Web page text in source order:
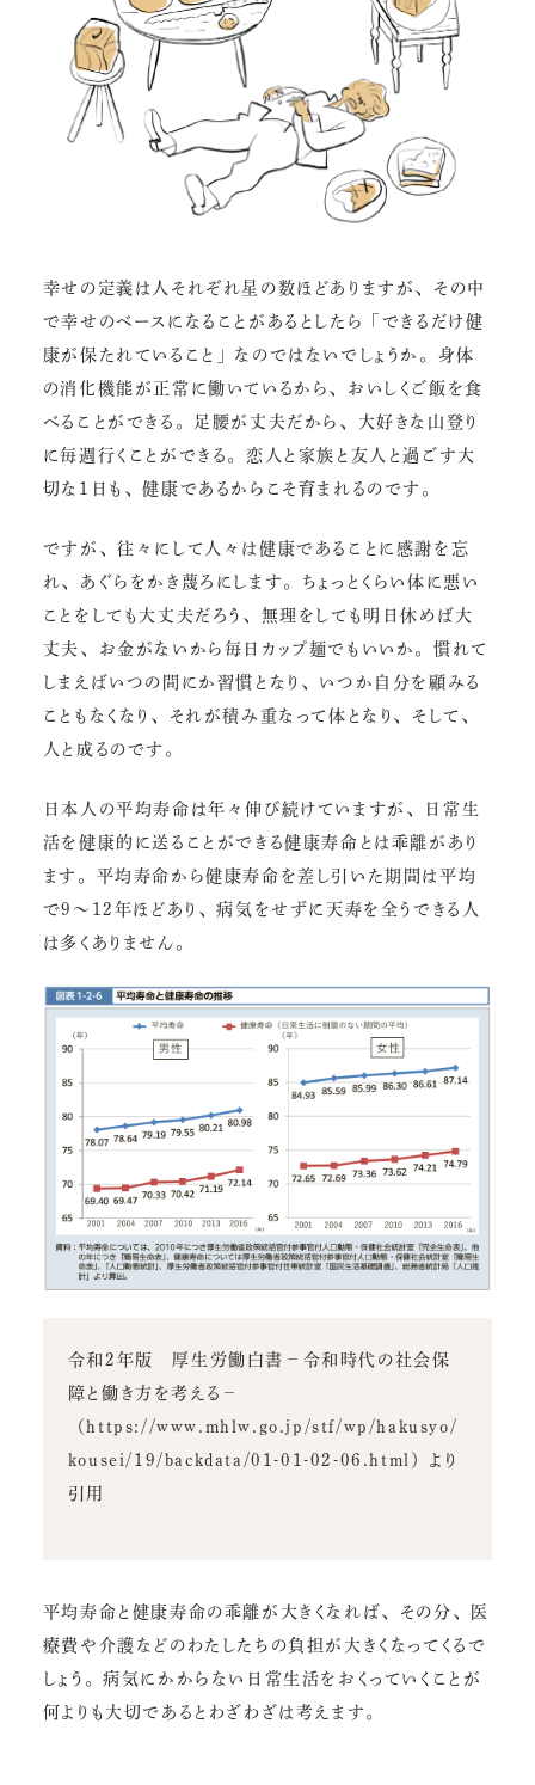
幸せの定義は人それぞれ星の数ほどありますが、その中
で幸せのベースになることがあるとしたら「できるだけ健
康が保たれていること」なのではないでしょうか。身体
の消化機能が正常に働いているから、おいしくご飯を食
べることができる。足腰が丈夫だから、大好きな山登り
に毎週行くことができる。恋人と家族と友人と過ごす大
切な1日も、健康であるからこそ育まれるのです。
ですが、往々にして人々は健康であることに感謝を忘
れ、あぐらをかき蔑ろにします。ちょっとくらい体に悪い
ことをしても大丈夫だろう、無理をしても明日休めば大
丈夫、お金がないから毎日カップ麺でもいいか。慣れて
しまえばいつの間にか習慣となり、いつか自分を顧みる
こともなくなり、それが積み重なって体となり、そして、
人と成るのです。
日本人の平均寿命は年々伸び続けていますが、日常生
活を健康的に送ることができる健康寿命とは乖離があり
ます。平均寿命から健康寿命を差し引いた期間は平均
で9～12年ほどあり、病気をせずに天寿を全うできる人
は多くありません。
令和2年版 厚生労働白書－令和時代の社会保
障と働き方を考える－
（https://www.mhlw.go.jp/stf/wp/hakusyo/
kousei/19/backdata/01-01-02-06.html）より
引用
平均寿命と健康寿命の乖離が大きくなれば、その分、医
療費や介護などのわたしたちの負担が大きくなってくるで
しょう。病気にかからない日常生活をおくっていくことが
何よりも大切であるとわざわざは考えます。